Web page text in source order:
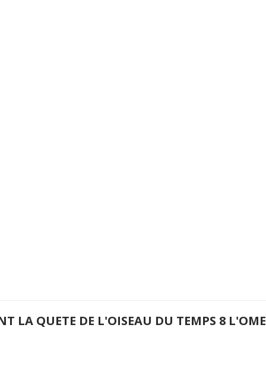
LA QUETE DE L'OISEAU DU TEMPS 8